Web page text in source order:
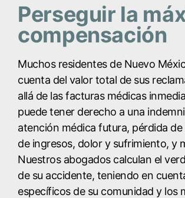
Perseguir la
compensación
Muchos residentes de Nuevo
cuenta del valor total de sus
allá de las facturas médicas
puede tener derecho a una
atención médica futura, pérdida
de ingresos, dolor y sufrimiento, y
Nuestros abogados calculan el
de su accidente, teniendo en
específicos de su comunidad y los